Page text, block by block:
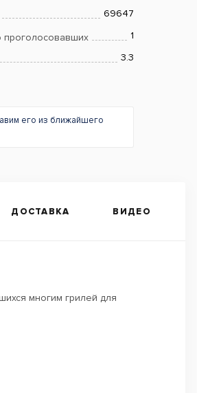
69647
проголосовавших 1
3.3
его из ближайшего
ДОСТАВКА ВИДЕО
многим грилей для